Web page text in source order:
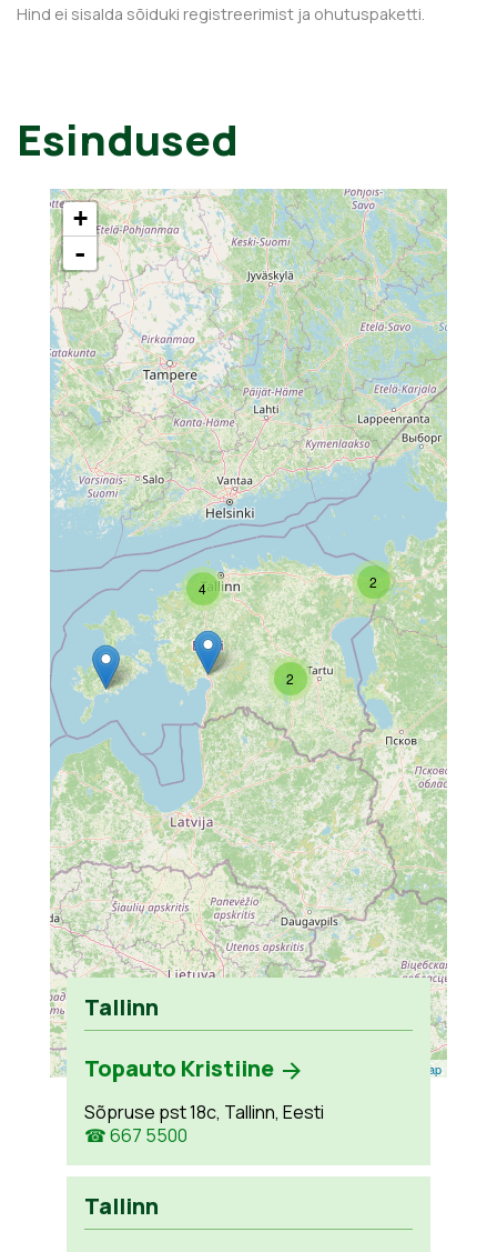
Hind ei sisalda sõiduki registreerimist ja ohutuspaketti.
Esindused
2
2
4
+
-
Leaflet OpenStreetMap
Tallinn
Topauto Kristiine
Sõpruse pst 18c, Tallinn, Eesti
☎ 667 5500
Tallinn